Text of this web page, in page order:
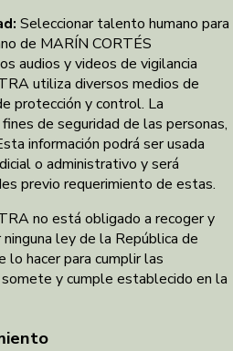
Seleccionar talento humano para
de MARÍN CORTÉS
audios y videos de vigilancia
utiliza diversos medios de
protección y control. La
de seguridad de las personas,
información podrá ser usada
o administrativo y será
previo requerimiento de estas.
no está obligado a recoger y
ley de la República de
lo hacer para cumplir las
y cumple establecido en la